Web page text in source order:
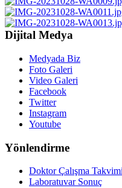
Dijital Medya
Medyada Biz
Foto Galeri
Video Galeri
Facebook
Twitter
Instagram
Youtube
Yönlendirme
Doktor Çalışma Takvimi
Laboratuvar Sonuç